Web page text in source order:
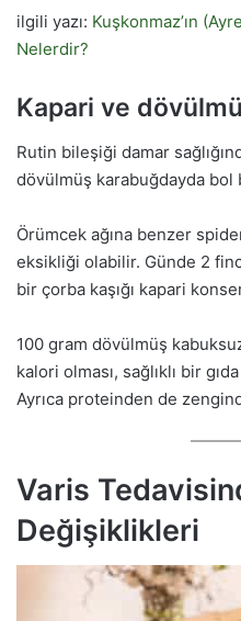
ilgili yazı: Kuşkonmaz’ın
Nelerdir?
Kapari ve
Rutin bileşiği damar
dövülmüş karabuğdayda bol
Örümcek ağına benzer
eksikliği olabilir. Günde 2
bir çorba kaşığı kapari
100 gram dövülmüş
kalori olması, sağlıklı bir
Ayrıca proteinden de
Varis
Değişiklikleri